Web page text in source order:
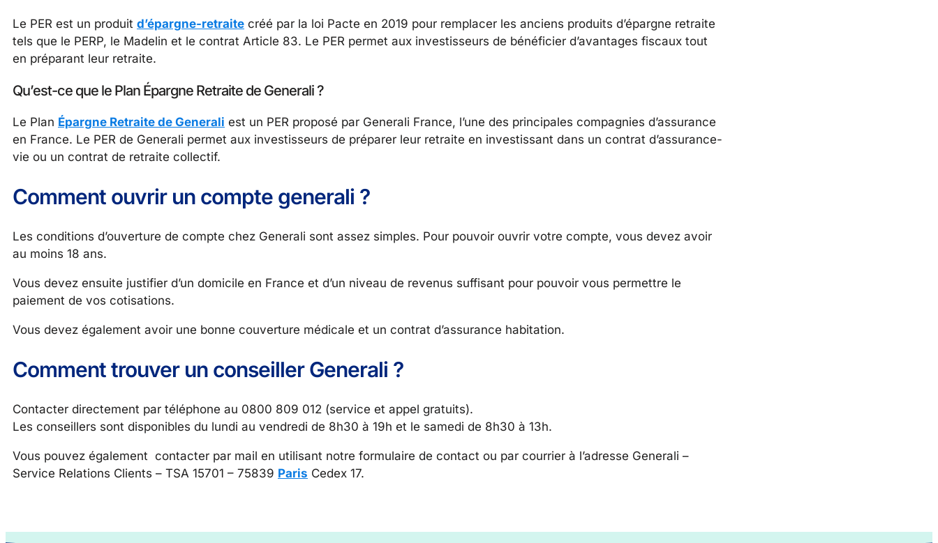
Le PER est un produit d’épargne-retraite créé par la loi Pacte en 2019 pour remplacer les anciens produits d’épargne retraite
tels que le PERP, le Madelin et le contrat Article 83. Le PER permet aux investisseurs de bénéficier d’avantages fiscaux tout
en préparant leur retraite.
Qu’est-ce que le Plan Épargne Retraite de Generali ?
Le Plan Épargne Retraite de Generali est un PER proposé par Generali France, l’une des principales compagnies d’assurance
en France. Le PER de Generali permet aux investisseurs de préparer leur retraite en investissant dans un contrat d’assurance-
vie ou un contrat de retraite collectif.
Comment ouvrir un compte generali ?
Les conditions d’ouverture de compte chez Generali sont assez simples. Pour pouvoir ouvrir votre compte, vous devez avoir
au moins 18 ans.
Vous devez ensuite justifier d’un domicile en France et d’un niveau de revenus suffisant pour pouvoir vous permettre le
paiement de vos cotisations.
Vous devez également avoir une bonne couverture médicale et un contrat d’assurance habitation.
Comment trouver un conseiller Generali ?
Contacter directement par téléphone au 0800 809 012 (service et appel gratuits).
Les conseillers sont disponibles du lundi au vendredi de 8h30 à 19h et le samedi de 8h30 à 13h.
Vous pouvez également contacter par mail en utilisant notre formulaire de contact ou par courrier à l’adresse Generali –
Service Relations Clients – TSA 15701 – 75839 Paris Cedex 17.